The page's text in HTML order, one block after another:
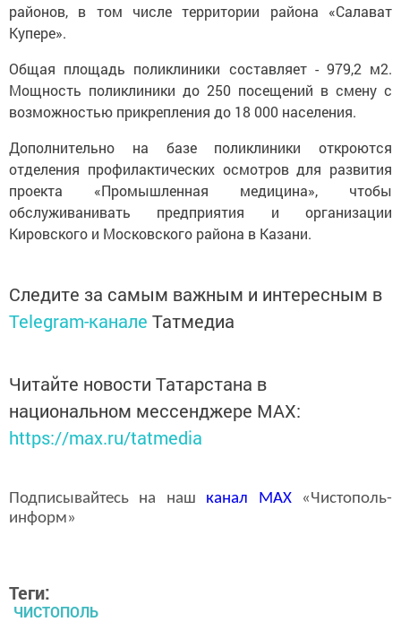
районов, в том числе территории района «Салават
Купере».
Общая площадь поликлиники составляет - 979,2 м2.
Мощность поликлиники до 250 посещений в смену с
возможностью прикрепления до 18 000 населения.
Дополнительно на базе поликлиники откроются
отделения профилактических осмотров для развития
проекта «Промышленная медицина», чтобы
обслуживанивать предприятия и организации
Кировского и Московского района в Казани.
Следите за самым важным и интересным в
Telegram-канале Татмедиа
Читайте новости Татарстана в
национальном мессенджере MАХ:
https://max.ru/tatmedia
Подписывайтесь на наш канал MAX«Чистополь-
информ»
Теги:
ЧИСТОПОЛЬ